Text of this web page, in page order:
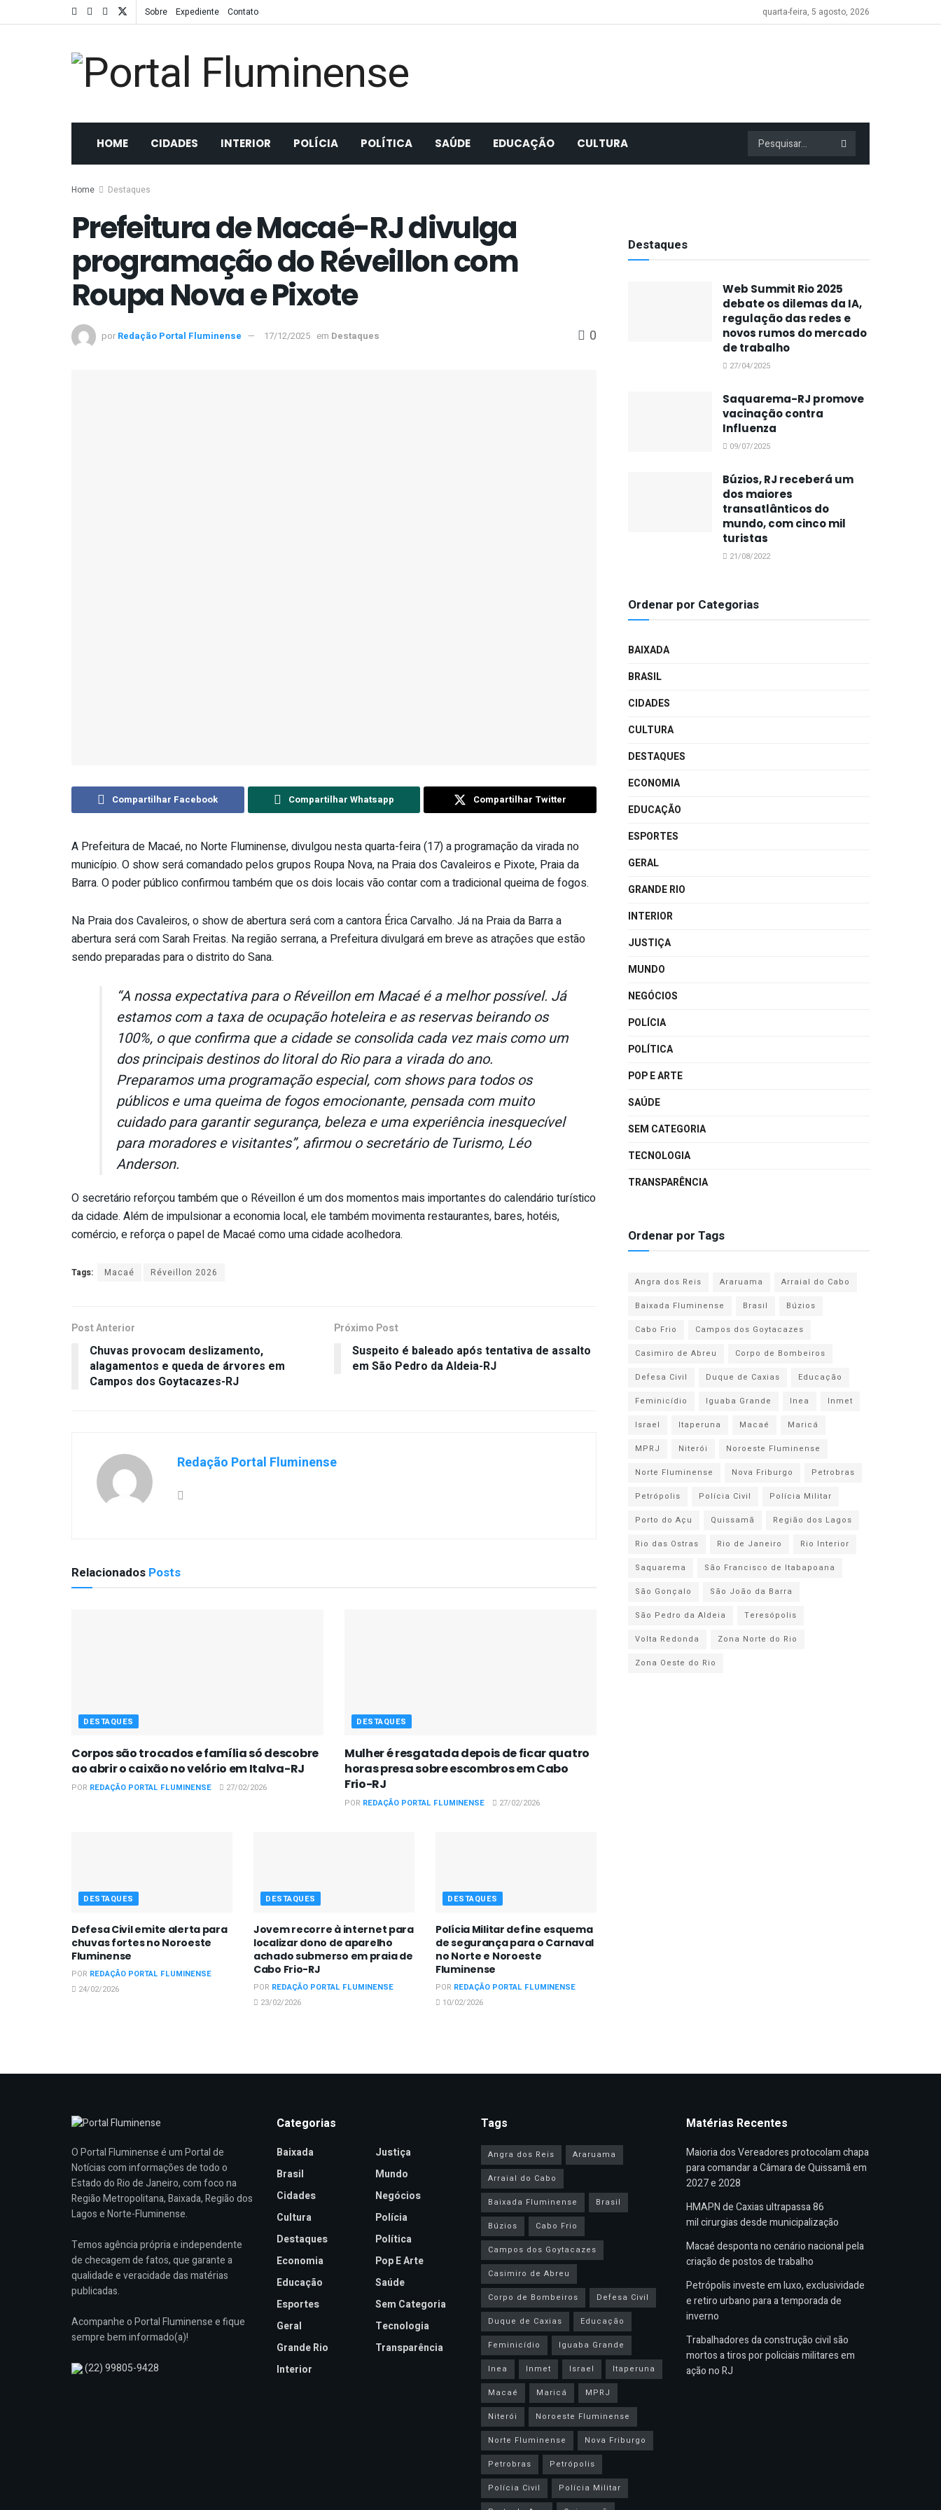
Sobre Expediente Contato quarta-feira, 5 agosto, 2026
HOME CIDADES INTERIOR POLÍCIA POLÍTICA SAÚDE EDUCAÇÃO CULTURA
Home Destaques
Prefeitura de Macaé-RJ divulga
programação do Réveillon com
Roupa Nova e Pixote
por Redação Portal Fluminense 17/12/2025 em Destaques 0
Compartilhar Facebook Compartilhar Whatsapp Compartilhar Twitter
A Prefeitura de Macaé, no Norte Fluminense, divulgou nesta quarta-feira (17) a programação da virada no
município. O show será comandado pelos grupos Roupa Nova, na Praia dos Cavaleiros e Pixote, Praia da
Barra. O poder público confirmou também que os dois locais vão contar com a tradicional queima de fogos.
Na Praia dos Cavaleiros, o show de abertura será com a cantora Érica Carvalho. Já na Praia da Barra a
abertura será com Sarah Freitas. Na região serrana, a Prefeitura divulgará em breve as atrações que estão
sendo preparadas para o distrito do Sana.
“A nossa expectativa para o Réveillon em Macaé é a melhor possível. Já
estamos com a taxa de ocupação hoteleira e as reservas beirando os
100%, o que confirma que a cidade se consolida cada vez mais como um
dos principais destinos do litoral do Rio para a virada do ano.
Preparamos uma programação especial, com shows para todos os
públicos e uma queima de fogos emocionante, pensada com muito
cuidado para garantir segurança, beleza e uma experiência inesquecível
para moradores e visitantes”, afirmou o secretário de Turismo, Léo
Anderson.
O secretário reforçou também que o Réveillon é um dos momentos mais importantes do calendário turístico
da cidade. Além de impulsionar a economia local, ele também movimenta restaurantes, bares, hotéis,
comércio, e reforça o papel de Macaé como uma cidade acolhedora.
Tags: Macaé Réveillon 2026
Post Anterior
Chuvas provocam deslizamento,
alagamentos e queda de árvores em
Campos dos Goytacazes-RJ
Próximo Post
Suspeito é baleado após tentativa de assalto
em São Pedro da Aldeia-RJ
Redação Portal Fluminense
Relacionados Posts
DESTAQUES
Corpos são trocados e família só descobre
ao abrir o caixão no velório em Italva-RJ
POR REDAÇÃO PORTAL FLUMINENSE 27/02/2026
DESTAQUES
Mulher é resgatada depois de ficar quatro
horas presa sobre escombros em Cabo
Frio-RJ
POR REDAÇÃO PORTAL FLUMINENSE 27/02/2026
DESTAQUES
Defesa Civil emite alerta para
chuvas fortes no Noroeste
Fluminense
POR REDAÇÃO PORTAL FLUMINENSE
24/02/2026
DESTAQUES
Jovem recorre à internet para
localizar dono de aparelho
achado submerso em praia de
Cabo Frio-RJ
POR REDAÇÃO PORTAL FLUMINENSE
23/02/2026
DESTAQUES
Polícia Militar define esquema
de segurança para o Carnaval
no Norte e Noroeste
Fluminense
POR REDAÇÃO PORTAL FLUMINENSE
10/02/2026
Destaques
Web Summit Rio 2025
debate os dilemas da IA,
regulação das redes e
novos rumos do mercado
de trabalho
27/04/2025
Saquarema-RJ promove
vacinação contra
Influenza
09/07/2025
Búzios, RJ receberá um
dos maiores
transatlânticos do
mundo, com cinco mil
turistas
21/08/2022
Ordenar por Categorias
BAIXADA
BRASIL
CIDADES
CULTURA
DESTAQUES
ECONOMIA
EDUCAÇÃO
ESPORTES
GERAL
GRANDE RIO
INTERIOR
JUSTIÇA
MUNDO
NEGÓCIOS
POLÍCIA
POLÍTICA
POP E ARTE
SAÚDE
SEM CATEGORIA
TECNOLOGIA
TRANSPARÊNCIA
Ordenar por Tags
Angra dos Reis Araruama
Arraial do Cabo
Baixada Fluminense
Brasil
Búzios
Cabo Frio
Campos dos Goytacazes
Casimiro de Abreu
Corpo de Bombeiros
Defesa Civil
Duque de Caxias
Educação
Feminicídio
Iguaba Grande Inea
Inmet
Israel
Itaperuna Macaé
Maricá
MPRJ
Niterói
Noroeste Fluminense
Norte Fluminense
Nova Friburgo
Petrobras
Petrópolis
Polícia Civil
Polícia Militar
Porto do Açu
Quissamã
Região dos Lagos
Rio das Ostras
Rio de Janeiro
Rio Interior
Saquarema
São Francisco de Itabapoana
São Gonçalo
São João da Barra
São Pedro da Aldeia
Teresópolis
Volta Redonda
Zona Norte do Rio
Zona Oeste do Rio
O Portal Fluminense é um Portal de
Notícias com informações de todo o
Estado do Rio de Janeiro, com foco na
Região Metropolitana, Baixada, Região dos
Lagos e Norte-Fluminense.
Temos agência própria e independente
de checagem de fatos, que garante a
qualidade e veracidade das matérias
publicadas.
Acompanhe o Portal Fluminense e fique
sempre bem informado(a)!
(22) 99805-9428
Categorias
Baixada
Brasil
Cidades
Cultura
Destaques
Economia
Educação
Esportes
Geral
Grande Rio
Interior
Justiça
Mundo
Negócios
Polícia
Política
Pop E Arte
Saúde
Sem Categoria
Tecnologia
Transparência
Tags
Angra dos Reis
Araruama
Arraial do Cabo
Baixada Fluminense
Brasil
Búzios
Cabo Frio
Campos dos Goytacazes
Casimiro de Abreu
Corpo de Bombeiros
Defesa Civil
Duque de Caxias
Educação
Feminicídio
Iguaba Grande
Inea
Inmet Israel
Itaperuna
Macaé
Maricá
MPRJ
Niterói
Noroeste Fluminense
Norte Fluminense
Nova Friburgo
Petrobras
Petrópolis
Polícia Civil
Polícia Militar
Matérias Recentes
Maioria dos Vereadores protocolam chapa
para comandar a Câmara de Quissamã em
2027 e 2028
HMAPN de Caxias ultrapassa 86
mil cirurgias desde municipalização
Macaé desponta no cenário nacional pela
criação de postos de trabalho
Petrópolis investe em luxo, exclusividade
e retiro urbano para a temporada de
inverno
Trabalhadores da construção civil são
mortos a tiros por policiais militares em
ação no RJ